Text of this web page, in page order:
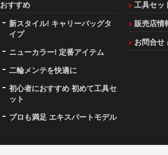
おすすめ
新スタイル! キャリーバッグタ
イプ
ニューカラー! 定番アイテム
二輪メンテを快適に
初心者におすすめ 初めて工具セ
ット
プロも満足 エキスパートモデル
工具セッ
販売店情
お問合せ